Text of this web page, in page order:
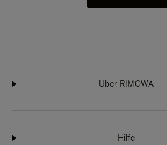
Über RIMOWA
Hilfe